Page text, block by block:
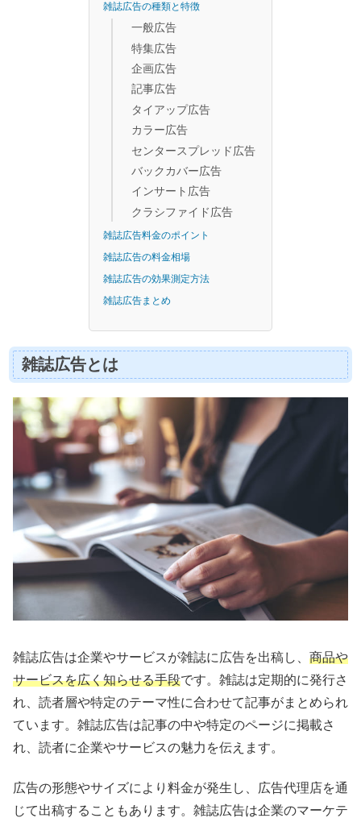
雑誌広告の種類と特徴
一般広告
特集広告
企画広告
記事広告
タイアップ広告
カラー広告
センタースプレッド広告
バックカバー広告
インサート広告
クラシファイド広告
雑誌広告料金のポイント
雑誌広告の料金相場
雑誌広告の効果測定方法
雑誌広告まとめ
雑誌広告とは
雑誌広告は企業やサービスが雑誌に広告を出稿し、 商品や
サービスを広く知らせる手段です。雑誌は定期的に発行さ
れ、読者層や特定のテーマ性に合わせて記事がまとめられ
ています。雑誌広告は記事の中や特定のページに掲載さ
れ、読者に企業やサービスの魅力を伝えます。
広告の形態やサイズにより料金が発生し、広告代理店を通
じて出稿することもあります。雑誌広告は企業のマーケテ